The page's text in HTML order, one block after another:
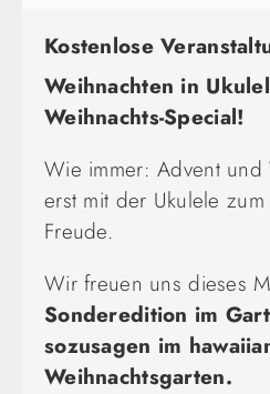
Kostenlose
Weihnachten in
Weihnachts-Special!
Wie immer: Advent und
erst mit der Ukulele
Freude.
Wir freuen uns dieses
Sonderedition im
sozusagen im
Weihnachtsgarten.